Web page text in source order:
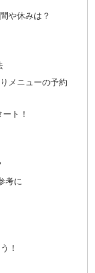
や休みは？
メニューの予約
ト！
考に
！